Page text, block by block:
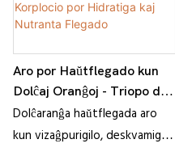
Aro por Haŭtflegado kun
Dolĉaj Oranĝoj - Triopo de
6 Vizaĝpurigilo, Senŝeligilo
kaj Korplocio por Hidratiga
Dolĉaranĝa haŭtflegada aro
kun vizaĝpurigilo, deskvamiga